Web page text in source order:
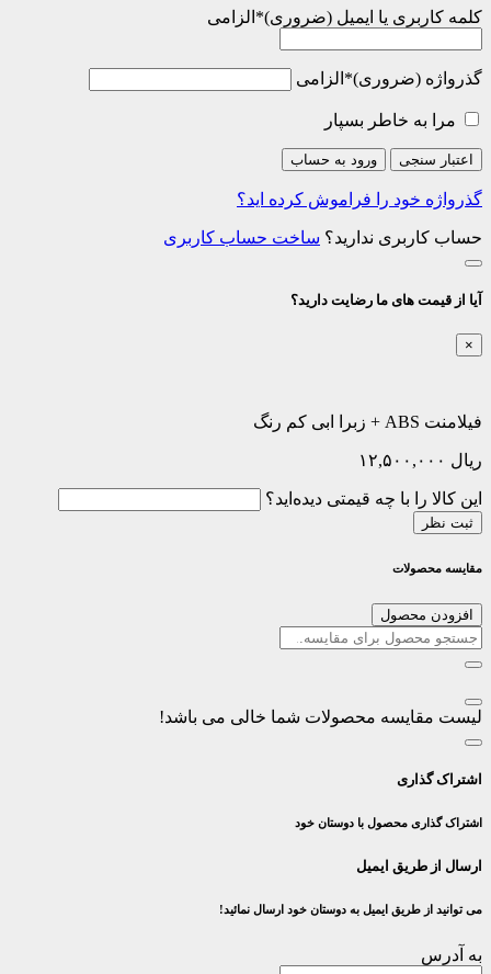
کلمه کاربری یا ایمیل * الزامی
گذرواژه * الزامی
مرا به خاطر بسپار
اعتبار سنجی ورود به حساب
گذرواژه خود را فراموش کرده اید؟
حساب کاربری ندارید؟ ساخت حساب کاربری
آیا از قیمت های ما رضایت دارید؟
×
فیلامنت ABS + زبرا ابی کم رنگ
ریال
این کالا را با چه قیمتی دیده‌اید؟
ثبت نظر
مقایسه محصولات
افزودن محصول
لیست مقایسه محصولات شما خالی می باشد!
اشتراک گذاری
اشتراک گذاری محصول با دوستان خود
ارسال از طریق ایمیل
می توانید از طریق ایمیل به دوستان خود ارسال نمائید!
به آدرس